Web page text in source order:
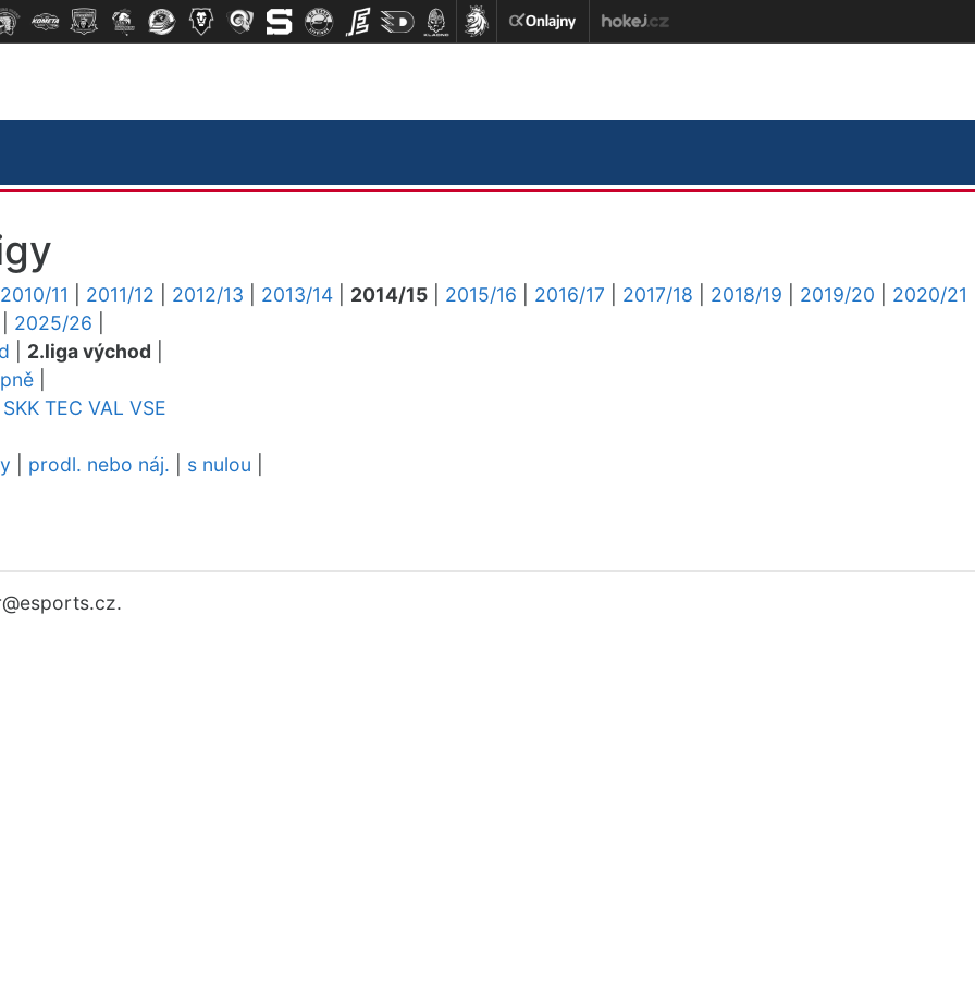
2010/11 2011/12 2012/13 2013/14 2014/15 2015/16 2016/17 2017/18 2018/19 2019/20
2020/21
2025/26
2.liga východ
SKK TEC VAL VSE
prodl. nebo náj. s nulou
@esports.cz.